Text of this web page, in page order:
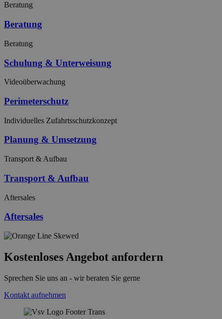
Beratung
Beratung
Beratung
Schulung & Unterweisung
Videoüberwachung
Perimeterschutz
Individuelles Zufahrtsschutzkonzept
Planung & Umsetzung
Transport & Aufbau
Transport & Aufbau
Aftersales
Aftersales
Kostenloses Angebot anfordern
Sprechen Sie uns an - wir beraten Sie gerne
Kontakt aufnehmen